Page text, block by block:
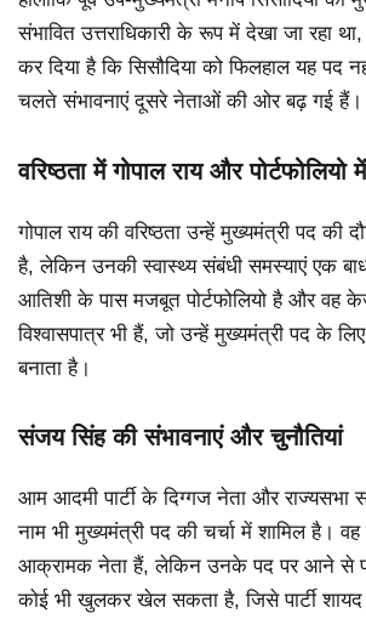
संभावित उत्तराधिकारी के रूप में देखा जा रहा
कर दिया है कि सिसौदिया को फिलहाल यह पद
चलते संभावनाएं दूसरे नेताओं की ओर बढ़ गई हैं।
वरिष्ठता में गोपाल राय और पोर्टफोलियो
गोपाल राय की वरिष्ठता उन्हें मुख्यमंत्री पद
है, लेकिन उनकी स्वास्थ्य संबंधी समस्याएं एक
आतिशी के पास मजबूत पोर्टफोलियो है और वह
विश्वासपात्र भी हैं, जो उन्हें मुख्यमंत्री पद के
बनाता है।
संजय सिंह की संभावनाएं और चुनौतियां
आम आदमी पार्टी के दिग्गज नेता और राज्यसभा
नाम भी मुख्यमंत्री पद की चर्चा में शामिल है।
आक्रामक नेता हैं, लेकिन उनके पद पर आने से
कोई भी खुलकर खेल सकता है, जिसे पार्टी